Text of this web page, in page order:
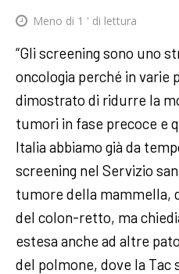
Meno di 1 ' di lettura
“Gli screening sono uno
oncologia perché in varie
dimostrato di ridurre la
tumori in fase precoce e
Italia abbiamo già da
screening nel Servizio
tumore della mammella,
del colon-retto, ma
estesa anche ad altre
del polmone, dove la